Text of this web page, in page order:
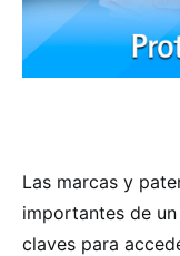
Las marcas y
importantes de
claves para